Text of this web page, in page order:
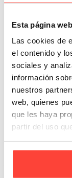
Esta página
Las cookies de
el contenido y
sociales y
información
nuestros
web, quienes
que les haya
partir del uso
Pack